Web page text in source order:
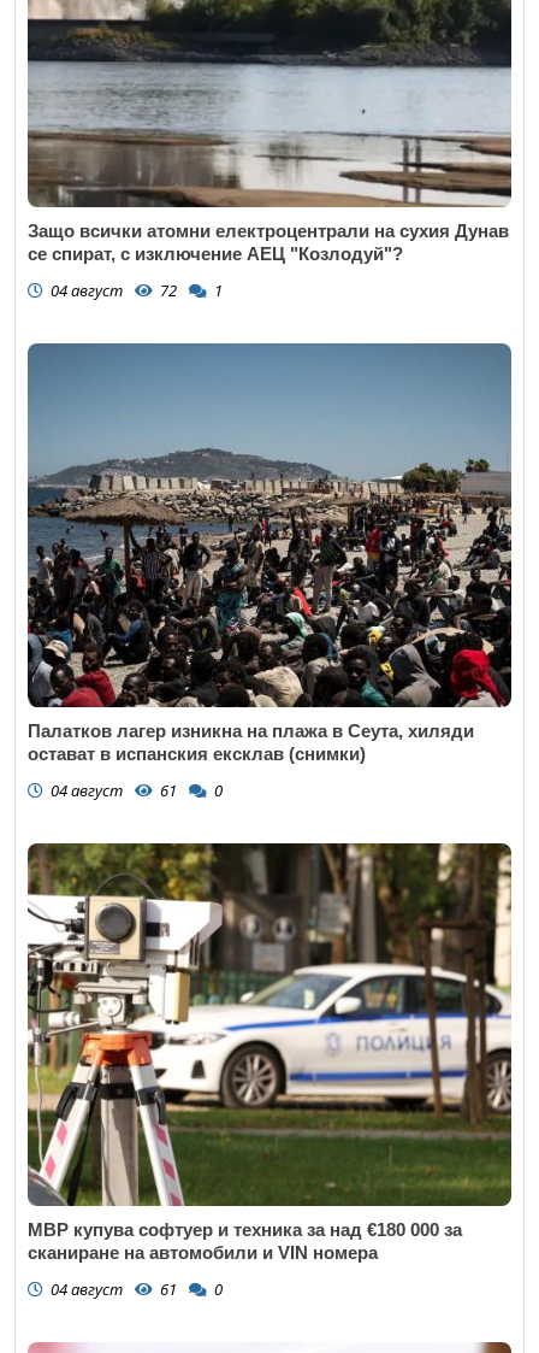
Защо всички атомни електроцентрали на сухия Дунав
се спират, с изключение АЕЦ "Козлодуй"?
04 август 72 1
Палатков лагер изникна на плажа в Сеута, хиляди
остават в испанския ексклав (снимки)
04 август 61 0
МВР купува софтуер и техника за над €180 000 за
сканиране на автомобили и VIN номера
04 август 61 0